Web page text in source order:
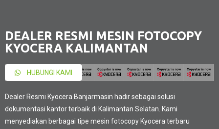
DEALER RESMI MESIN FOTOCOPY
KYOCERA KALIMANTAN
HUBUNGI KAMI
Dealer Resmi Kyocera Banjarmasin hadir sebagai solusi
dokumentasi kantor terbaik di Kalimantan Selatan. Kami
menyediakan berbagai tipe mesin fotocopy Kyocera terbaru